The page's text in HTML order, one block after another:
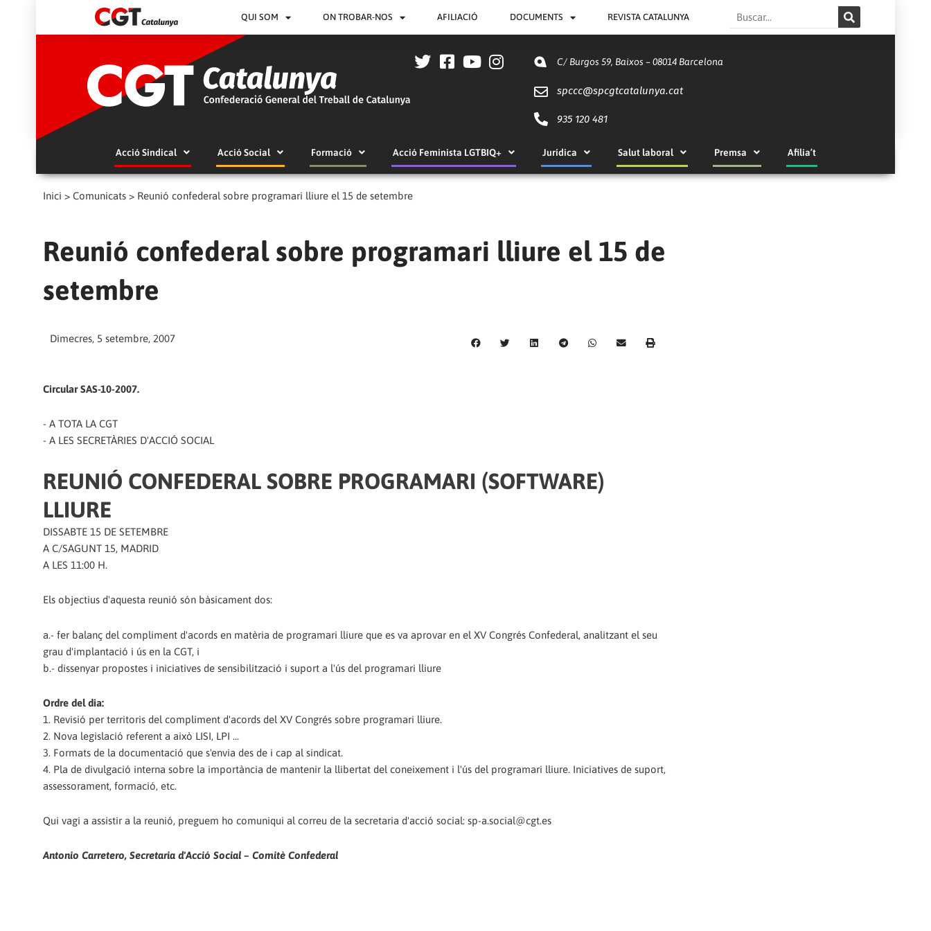
QUI SOM ON TROBAR-NOS AFILIACIÓ DOCUMENTS REVISTA CATALUNYA Search
C/ Burgos 59, Baixos – 08014 Barcelona
spccc@spcgtcatalunya.cat
935 120 481
Acció Sindical Acció Social Formació Acció Feminista LGTBIQ+ Jurídica Salut laboral Premsa Afilia’t
Inici > Comunicats > Reunió confederal sobre programari lliure el 15 de setembre
Reunió confederal sobre programari lliure el 15 de
setembre
Dimecres, 5 setembre, 2007
Circular SAS-10-2007.
- A TOTA LA CGT
- A LES SECRETÀRIES D'ACCIÓ SOCIAL
REUNIÓ CONFEDERAL SOBRE PROGRAMARI (SOFTWARE)
LLIURE
DISSABTE 15 DE SETEMBRE
A C/SAGUNT 15, MADRID
A LES 11:00 H.
Els objectius d'aquesta reunió són bàsicament dos:
a.- fer balanç del compliment d'acords en matèria de programari lliure que es va aprovar en el XV Congrés Confederal, analitzant el seu
grau d'implantació i ús en la CGT, i
b.- dissenyar propostes i iniciatives de sensibilització i suport a l'ús del programari lliure
Ordre del dia:
1. Revisió per territoris del compliment d'acords del XV Congrés sobre programari lliure.
2. Nova legislació referent a això LISI, LPI ...
3. Formats de la documentació que s'envia des de i cap al sindicat.
4. Pla de divulgació interna sobre la importància de mantenir la llibertat del coneixement i l'ús del programari lliure. Iniciatives de suport,
assessorament, formació, etc.
Qui vagi a assistir a la reunió, preguem ho comuniqui al correu de la secretaria d'acció social: sp-a.social@cgt.es
Antonio Carretero, Secretaria d'Acció Social – Comitè Confederal